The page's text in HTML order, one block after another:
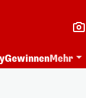
GewinnenMehr